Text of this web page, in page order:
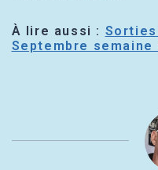
À lire aussi :
Septembre semaine